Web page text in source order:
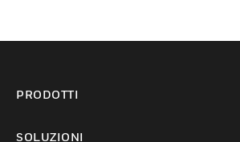
PRODOTTI
SOLUZIONI